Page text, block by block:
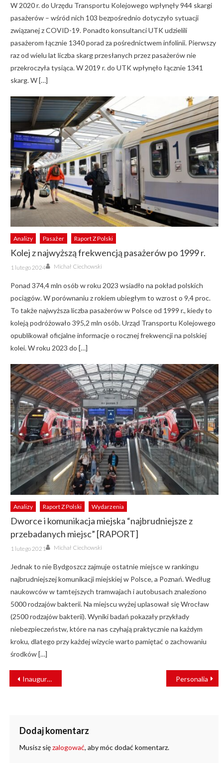
W 2020 r. do Urzędu Transportu Kolejowego wpłynęły 944 skargi
pasażerów – wśród nich 103 bezpośrednio dotyczyło sytuacji
związanej z COVID-19. Ponadto konsultanci UTK udzielili
pasażerom łącznie 1340 porad za pośrednictwem infolinii. Pierwszy
raz od wielu lat liczba skarg przesłanych przez pasażerów nie
przekroczyła tysiąca. W 2019 r. do UTK wpłynęło łącznie 1341
skarg. W […]
Analizy Pasażer Raport Z Polski
Kolej z najwyższą frekwencją pasażerów po 1999 r.
Posted
on
1 lutego 2024 Author
Michał Ciechowski
Ponad 374,4 mln osób w roku 2023 wsiadło na pokład polskich
pociągów. W porównaniu z rokiem ubiegłym to wzrost o 9,4 proc.
To także najwyższa liczba pasażerów w Polsce od 1999 r., kiedy to
koleją podróżowało 395,2 mln osób. Urząd Transportu Kolejowego
opublikował oficjalne informacje o rocznej frekwencji na polskiej
kolei. W roku 2023 do […]
Analizy Raport Z Polski Wydarzenia
Dworce i komunikacja miejska “najbrudniejsze z
przebadanych miejsc” [RAPORT]
Posted
on
1 lutego 2021 Author
Michał Ciechowski
Jednak to nie Bydgoszcz zajmuje ostatnie miejsce w rankingu
najbrudniejszej komunikacji miejskiej w Polsce, a Poznań. Według
naukowców w tamtejszych tramwajach i autobusach znaleziono
5000 rodzajów bakterii. Na miejscu wyżej uplasował się Wrocław
(2500 rodzajów bakterii). Wyniki badań pokazały przykłady
niebezpieczeństw, które na nas czyhają praktycznie na każdym
kroku, dlatego przy każdej wizycie warto pamiętać o zachowaniu
środków […]
NAWIGACJA
WPISU
Inauguracja Poznańskiej Kolei Metropolitalnej w Kostrzynie Personalia
Dodaj komentarz
Musisz sięzalogować, aby móc dodać komentarz.